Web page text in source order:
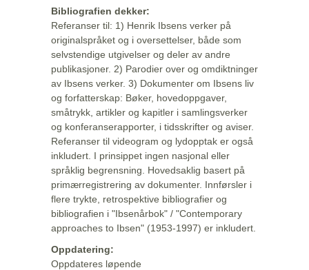
Bibliografien dekker:
Referanser til: 1) Henrik Ibsens verker på
originalspråket og i oversettelser, både som
selvstendige utgivelser og deler av andre
publikasjoner. 2) Parodier over og omdiktninger
av Ibsens verker. 3) Dokumenter om Ibsens liv
og forfatterskap: Bøker, hovedoppgaver,
småtrykk, artikler og kapitler i samlingsverker
og konferanserapporter, i tidsskrifter og aviser.
Referanser til videogram og lydopptak er også
inkludert. I prinsippet ingen nasjonal eller
språklig begrensning. Hovedsaklig basert på
primærregistrering av dokumenter. Innførsler i
flere trykte, retrospektive bibliografier og
bibliografien i "Ibsenårbok" / "Contemporary
approaches to Ibsen" (1953-1997) er inkludert.
Oppdatering:
Oppdateres løpende